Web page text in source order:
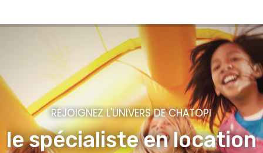
REJOIGNEZ L'UNIVERS DE CHATOPI
le spécialiste en location